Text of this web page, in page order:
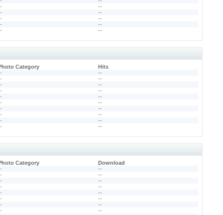
--
--
--
--
--
Category
Hits
--
--
--
--
--
--
--
--
--
--
Category
Download
--
--
--
--
--
--
--
--